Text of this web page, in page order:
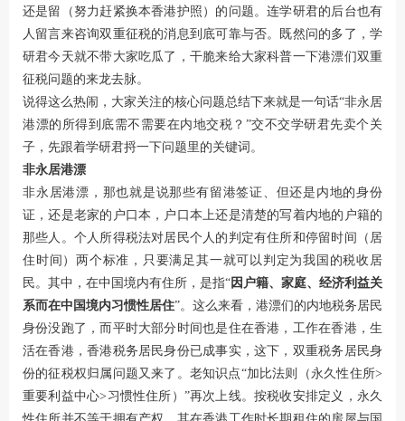
还是留（努力赶紧换本香港护照）的问题。连学研君的后台也有
人留言来咨询双重征税的消息到底可靠与否。既然问的多了，学
研君今天就不带大家吃瓜了，干脆来给大家科普一下港漂们双重
征税问题的来龙去脉。
说得这么热闹，大家关注的核心问题总结下来就是一句话“非永居
港漂的所得到底需不需要在内地交税？”交不交学研君先卖个关
子，先跟着学研君捋一下问题里的关键词。
非永居港漂
非永居港漂，那也就是说那些有留港签证、但还是内地的身份
证，还是老家的户口本，户口本上还是清楚的写着内地的户籍的
那些人。个人所得税法对居民个人的判定有住所和停留时间（居
住时间）两个标准，只要满足其一就可以判定为我国的税收居
民。其中，在中国境内有住所，是指“因 户籍、家庭、经济利益关
系而在中国境内习惯性居住”。这么来看，港漂们的内地税务居民
身份没跑了，而平时大部分时间也是住在香港，工作在香港，生
活在香港，香港税务居民身份已成事实，这下，双重税务居民身
份的征税权归属问题又来了。老知识点“加比法则（永久性住所>
重要利益中心>习惯性住所）”再次上线。按税收安排定义，永久